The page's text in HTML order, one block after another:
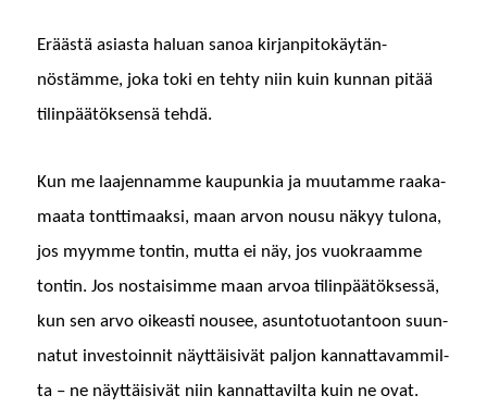
Eräästä asi­as­ta halu­an sanoa kir­jan­pitokäytän­
nöstämme, joka toki en tehty niin kuin kun­nan pitää
tilin­päätök­sen­sä tehdä.
Kun me laa­jen­namme kaupunkia ja muu­tamme raaka­
maa­ta tont­ti­maak­si, maan arvon nousu näkyy tulona,
jos myymme ton­tin, mut­ta ei näy, jos vuokraamme
ton­tin. Jos nos­taisimme maan arvoa tilin­päätök­sessä,
kun sen arvo oikeasti nousee, asun­to­tuotan­toon suun­
natut investoin­nit näyt­täi­sivät paljon kan­nat­tavam­mil­
ta – ne näyt­täi­sivät niin kan­nat­tavil­ta kuin ne ovat.